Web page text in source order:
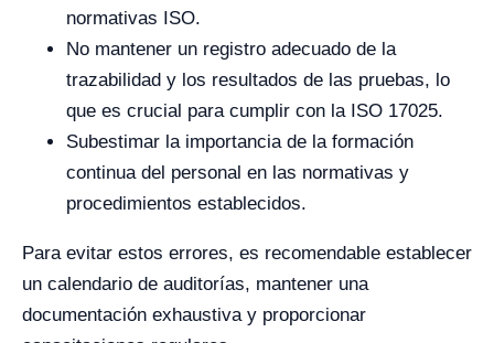
normativas ISO.
No mantener un registro adecuado de la
trazabilidad y los resultados de las pruebas, lo
que es crucial para cumplir con la ISO 17025.
Subestimar la importancia de la formación
continua del personal en las normativas y
procedimientos establecidos.
Para evitar estos errores, es recomendable establecer
un calendario de auditorías, mantener una
documentación exhaustiva y proporcionar